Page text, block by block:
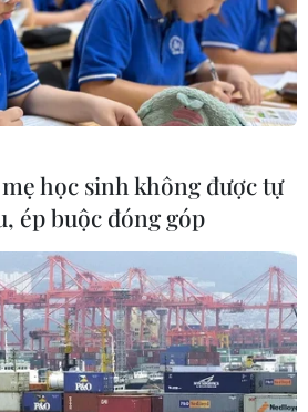
học sinh không được tự
ép buộc đóng góp